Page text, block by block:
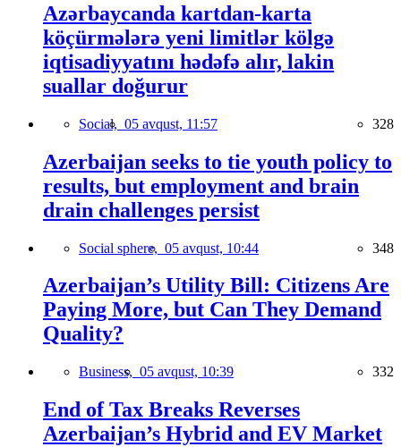
Azərbaycanda kartdan-karta
köçürmələrə yeni limitlər kölgə
iqtisadiyyatını hədəfə alır, lakin
suallar doğurur
Social, 05 avqust, 11:57 328
Azerbaijan seeks to tie youth policy to
results, but employment and brain
drain challenges persist
Social sphere, 05 avqust, 10:44 348
Azerbaijan’s Utility Bill: Citizens Are
Paying More, but Can They Demand
Quality?
Business, 05 avqust, 10:39 332
End of Tax Breaks Reverses
Azerbaijan’s Hybrid and EV Market